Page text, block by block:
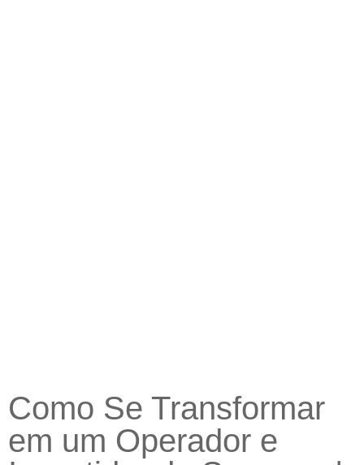
Como Se Transformar
em um Operador e